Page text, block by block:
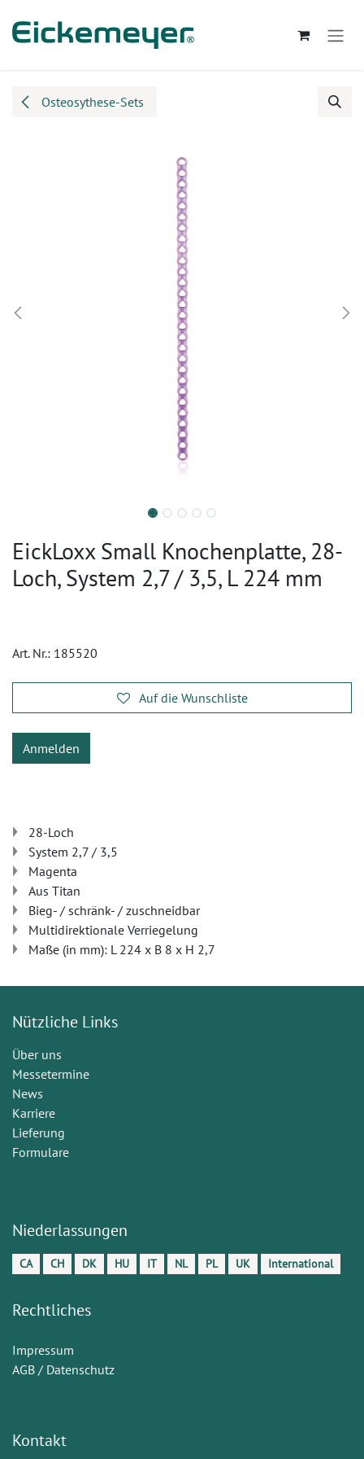
Osteosythese-Sets
EickLoxx Small Knochenplatte, 28-
Loch, System 2,7 / 3,5, L 224 mm
Art. Nr.: 185520
Auf die Wunschliste
Anmelden
28-Loch
System 2,7 / 3,5
Magenta
Aus Titan
Bieg- / schränk- / zuschneidbar
Multidirektionale Verriegelung
Maße (in mm): L 224 x B 8 x H 2,7
Nützliche Links
Über uns
Messetermine
News
Karriere
Lieferung
Formulare
Niederlassungen
CA CH DK HU IT NL PL UK International
Rechtliches
Impressum
AGB / Datenschutz
Kontakt